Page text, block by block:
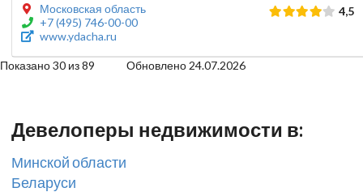
Московская область
+7 (495) 746-00-00
www.ydacha.ru
4,5
Показано 30 из 89 Обновлено 24.07.2026
Девелоперы недвижимости в:
Минской области
Беларуси